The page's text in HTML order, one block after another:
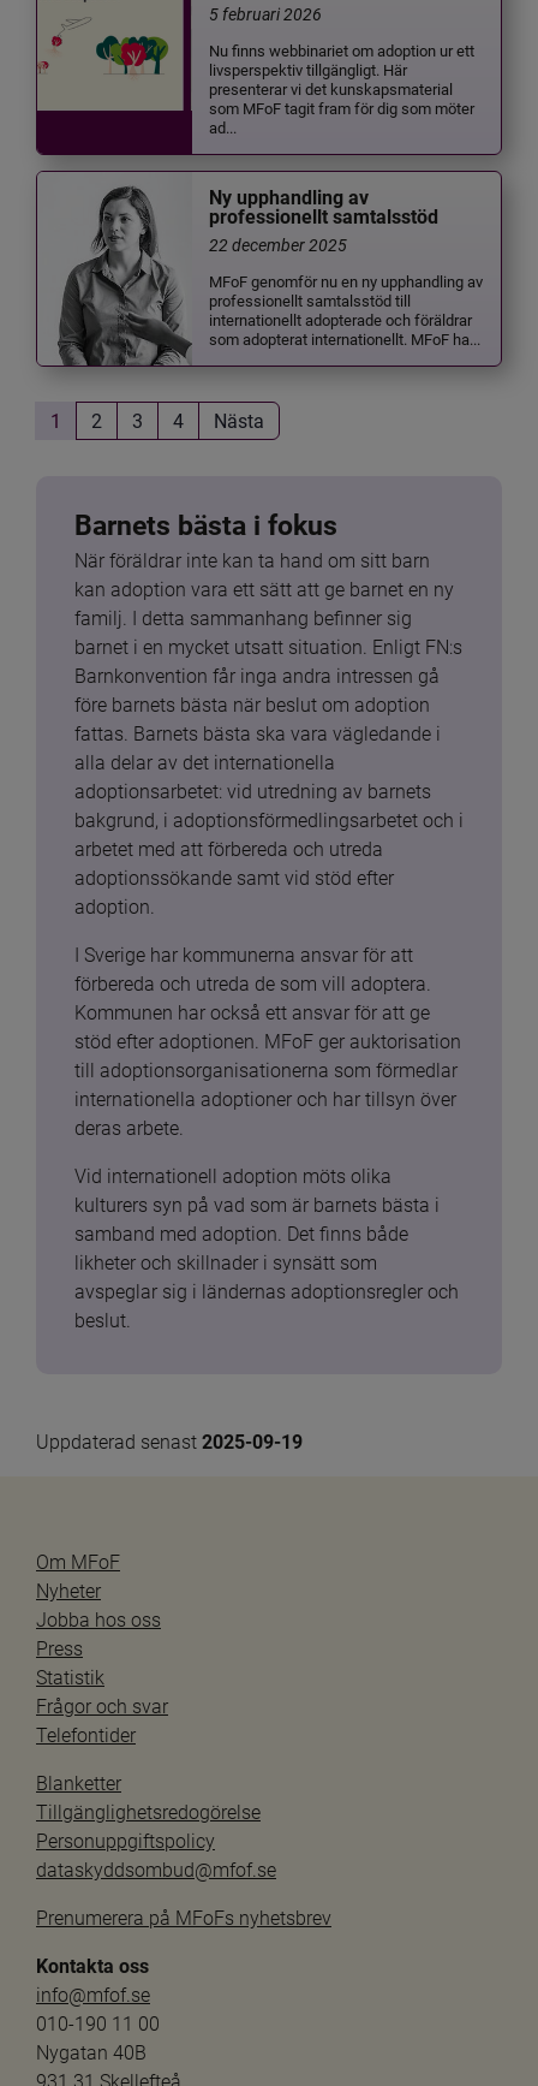
5 februari 2026
Nu finns webbinariet om adoption ur ett
livsperspektiv tillgängligt. Här
presenterar vi det kunskapsmaterial
som MFoF tagit fram för dig som möter
ad...
Ny upphandling av
professionellt samtalsstöd
22 december 2025
MFoF genomför nu en ny upphandling av
professionellt samtalsstöd till
internationellt adopterade och föräldrar
som adopterat internationellt. MFoF ha...
1 2 3 4 Nästa
Barnets bästa i fokus
När föräldrar inte kan ta hand om sitt barn
kan adoption vara ett sätt att ge barnet en ny
familj. I detta sammanhang befinner sig
barnet i en mycket utsatt situation. Enligt FN:s
Barnkonvention får inga andra intressen gå
före barnets bästa när beslut om adoption
fattas. Barnets bästa ska vara vägledande i
alla delar av det internationella
adoptionsarbetet: vid utredning av barnets
bakgrund, i adoptionsförmedlingsarbetet och i
arbetet med att förbereda och utreda
adoptionssökande samt vid stöd efter
adoption.
I Sverige har kommunerna ansvar för att
förbereda och utreda de som vill adoptera.
Kommunen har också ett ansvar för att ge
stöd efter adoptionen. MFoF ger auktorisation
till adoptionsorganisationerna som förmedlar
internationella adoptioner och har tillsyn över
deras arbete.
Vid internationell adoption möts olika
kulturers syn på vad som är barnets bästa i
samband med adoption. Det finns både
likheter och skillnader i synsätt som
avspeglar sig i ländernas adoptionsregler och
beslut.
Uppdaterad senast 2025-09-19
Om MFoF
Nyheter
Jobba hos oss
Press
Statistik
Frågor och svar
Telefontider
Blanketter
Tillgänglighetsredogörelse
Personuppgiftspolicy
dataskyddsombud@mfof.se
Prenumerera på MFoFs nyhetsbrev
Kontakta oss
info@mfof.se
010-190 11 00
Nygatan 40B